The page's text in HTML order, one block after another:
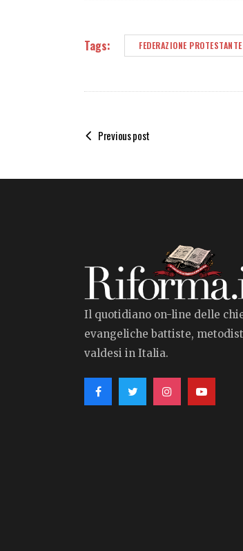
Tags: FEDERAZIONE
Previous post
Il quotidiano on-line delle
evangeliche battiste,
valdesi in Italia.